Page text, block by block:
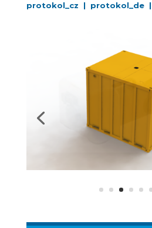
protokol_cz | protokol_de |